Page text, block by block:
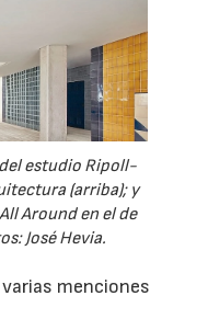
del estudio Ripoll-
(arriba); y
Around en el de
José Hevia.
menciones